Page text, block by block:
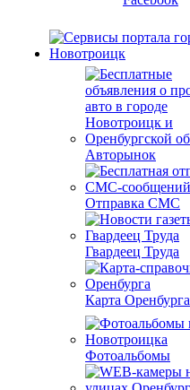
Авторынок
Отправка СМС
Гвардеец Труда
Карта Оренбурга
Фотоальбомы